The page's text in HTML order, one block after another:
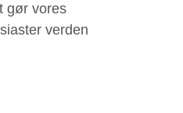
gør vores
verden